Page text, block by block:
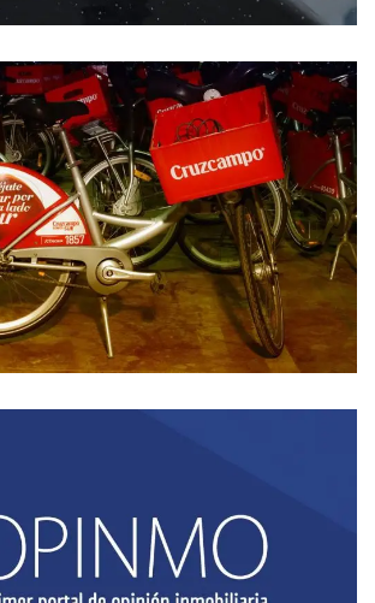
OFF DE LA NUEVA CAMPAÑA DE
CRUZCAMPO
video spot
ANIMADO OPINMO